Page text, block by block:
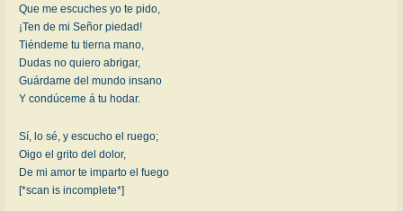
Que me escuches yo te pido,
¡Ten de mi Señor piedad!
Tiéndeme tu tierna mano,
Dudas no quiero abrigar,
Guárdame del mundo insano
Y condúceme á tu hodar.
Sí, lo sé, y escucho el ruego;
Oigo el grito del dolor,
De mi amor te imparto el fuego
[*scan is incomplete*]